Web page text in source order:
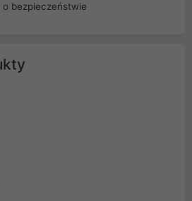
bezpieczeństwie